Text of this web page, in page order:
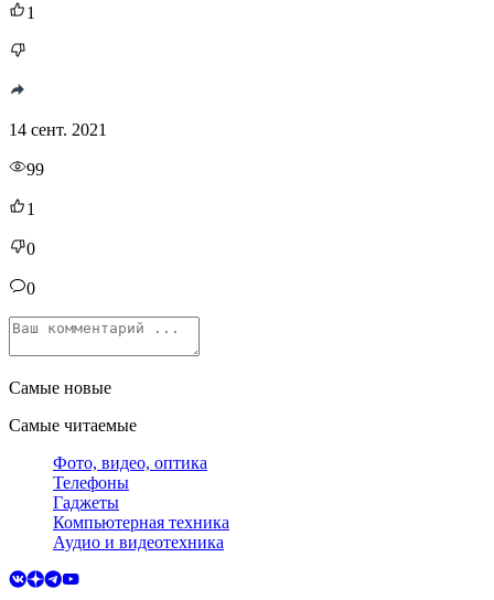
1
14 сент. 2021
99
1
0
0
Самые новые
Самые читаемые
Фото, видео, оптика
Телефоны
Гаджеты
Компьютерная техника
Аудио и видеотехника